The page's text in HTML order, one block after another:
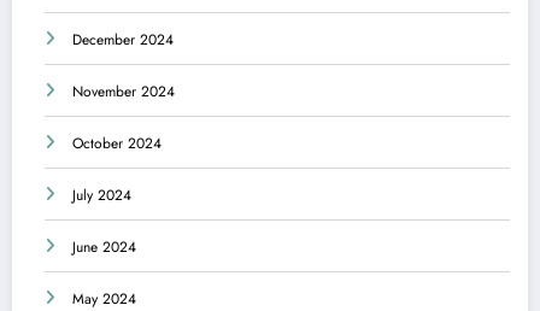
December 2024
November 2024
October 2024
July 2024
June 2024
May 2024